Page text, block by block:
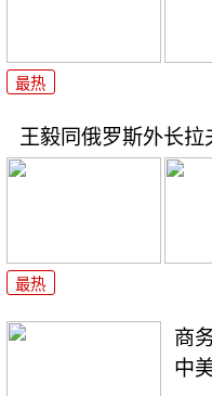
最热
王毅同俄罗斯外长拉
最热
商
中